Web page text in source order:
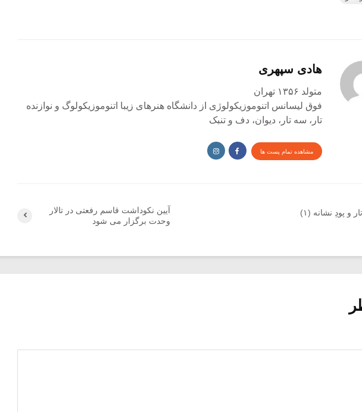
هادی سپهری
متولد ۱۳۵۶ تهران
فوق لیسانس اتنوموزیکولوژی از دانشگاه هنرهای زیبا اتنوموزیکولوگ و نوازنده
تار، سه تار، دیوان، دف و تنبک
مشاهده تمام پست ها
آیین نکوداشت قاسم رفعتی در تالار
وحدت برگزار می شود
تار و پودِ نشانه (۱)